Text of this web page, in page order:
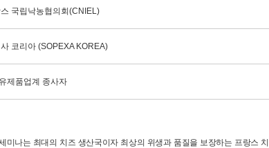
국립낙농협의회(CNIEL)
코리아 (SOPEXA KOREA)
유제품업계 종사자
미나는 최대의 치즈 생산국이자 최상의 위생과 품질을 보장하는 프랑스 치